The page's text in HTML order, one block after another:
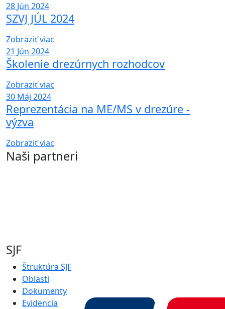
28 Jún 2024
SZVJ JÚL 2024
Zobraziť viac
21 Jún 2024
Školenie drezúrnych rozhodcov
Zobraziť viac
30 Máj 2024
Reprezentácia na ME/MS v drezúre -
výzva
Zobraziť viac
Naši partneri
SJF
Štruktúra SJF
Oblasti
Dokumenty
Evidencia